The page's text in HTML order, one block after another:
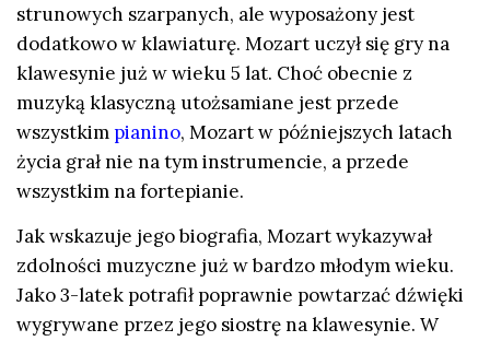
strunowych szarpanych, ale wyposażony jest
dodatkowo w klawiaturę. Mozart uczył się gry na
klawesynie już w wieku 5 lat. Choć obecnie z
muzyką klasyczną utożsamiane jest przede
wszystkim pianino, Mozart w późniejszych latach
życia grał nie na tym instrumencie, a przede
wszystkim na fortepianie.
Jak wskazuje jego biografia, Mozart wykazywał
zdolności muzyczne już w bardzo młodym wieku.
Jako 3-latek potrafił poprawnie powtarzać dźwięki
wygrywane przez jego siostrę na klawesynie. W